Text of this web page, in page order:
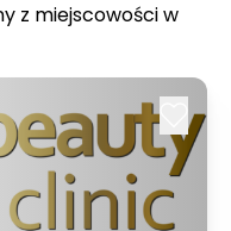
z miejscowości w